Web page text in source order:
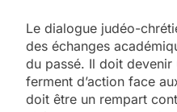
Le dialogue judéo-
des échanges
du passé. Il doit
ferment d’action face
doit être un rempart